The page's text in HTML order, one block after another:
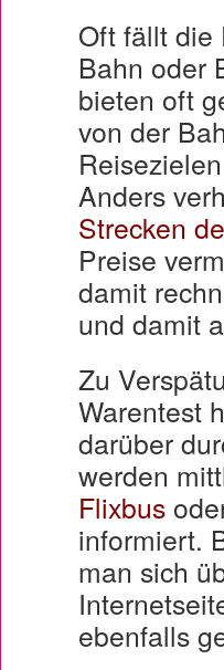
Oft fällt die
Bahn oder
bieten oft
von der
Anders
Strecken
Preise
damit
und damit
Zu
Warentest
darüber
werden
Flixbus
informiert.
man sich
ebenfalls